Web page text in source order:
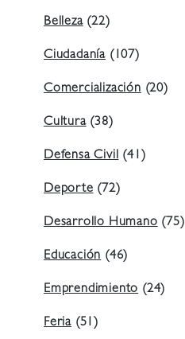
Belleza(22)
Ciudadanía (107)
Comercialización (20)
Cultura(38)
Defensa Civil (41)
Deporte (72)
Desarrollo Humano (75)
Educación (46)
Emprendimiento (24)
Feria (51)